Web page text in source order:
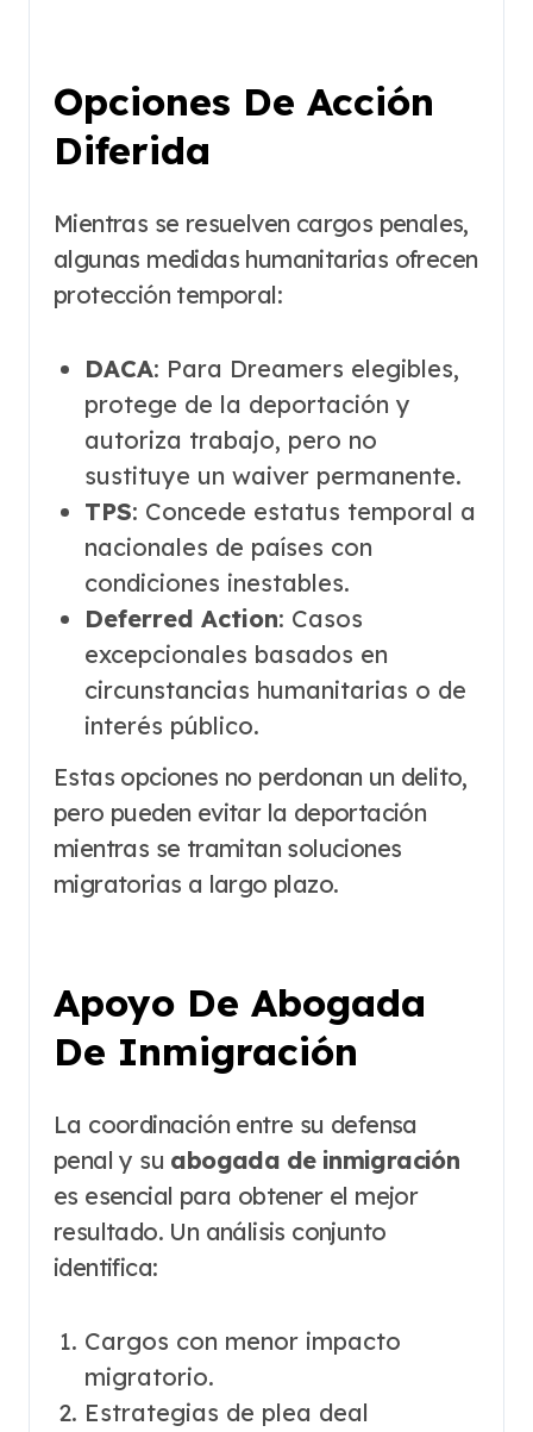
Opciones De Acción
Diferida
Mientras se resuelven cargos penales,
algunas medidas humanitarias ofrecen
protección temporal:
DACA: Para Dreamers elegibles,
protege de la deportación y
autoriza trabajo, pero no
sustituye un waiver permanente.
TPS: Concede estatus temporal a
nacionales de países con
condiciones inestables.
Deferred Action: Casos
excepcionales basados en
circunstancias humanitarias o de
interés público.
Estas opciones no perdonan un delito,
pero pueden evitar la deportación
mientras se tramitan soluciones
migratorias a largo plazo.
Apoyo De Abogada
De Inmigración
La coordinación entre su defensa
penal y su abogada de inmigración
es esencial para obtener el mejor
resultado. Un análisis conjunto
identifica:
Cargos con menor impacto
migratorio.
Estrategias de plea deal